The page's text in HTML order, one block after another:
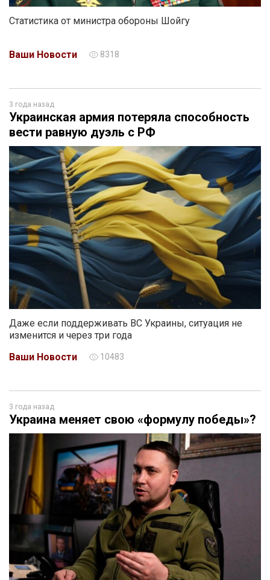
Статистика от министра обороны Шойгу
Ваши Новости 8318
3 года назад
Украинская армия потеряла способность
вести равную дуэль с РФ
Даже если поддерживать ВС Украины, ситуация не
изменится и через три года
Ваши Новости
10483
3 года назад
Украина меняет свою «формулу победы»?